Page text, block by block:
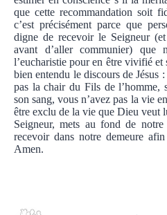
que cette recommandation soit
c’est précisément parce que
digne de recevoir le Seigneur
avant d’aller communier) que
l’eucharistie pour en être vivifié
bien entendu le discours de Jésus
pas la chair du Fils de l’homme,
son sang, vous n’avez pas la vie
être exclu de la vie que Dieu veut
Seigneur, mets au fond de
recevoir dans notre demeure
Amen.